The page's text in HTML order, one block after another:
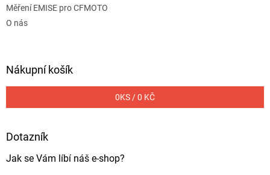
Měření EMISE pro CFMOTO
O nás
Nákupní košík
0KS /0 KČ
Dotazník
Jak se Vám líbí náš e-shop?